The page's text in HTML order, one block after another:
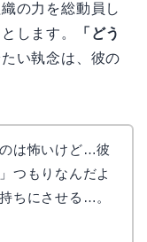
の力を総動員し
します。
「どう
い執念は、彼の
は怖いけど…彼
つもりなんだよ
ちにさせる…。